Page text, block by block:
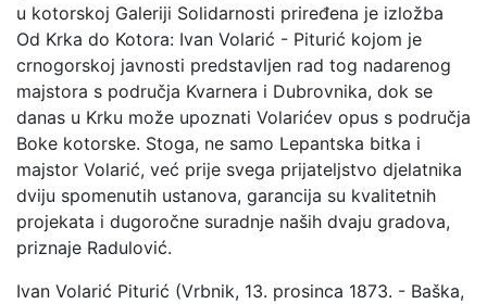
u kotorskoj Galeriji Solidarnosti priređena je izložba
Od Krka do Kotora: Ivan Volarić - Piturić kojom je
crnogorskoj javnosti predstavljen rad tog nadarenog
majstora s područja Kvarnera i Dubrovnika, dok se
danas u Krku može upoznati Volarićev opus s područja
Boke kotorske. Stoga, ne samo Lepantska bitka i
majstor Volarić, već prije svega prijateljstvo djelatnika
dviju spomenutih ustanova, garancija su kvalitetnih
projekata i dugoročne suradnje naših dvaju gradova,
priznaje Radulović.
Ivan Volarić Piturić (Vrbnik, 13. prosinca 1873. - Baška,